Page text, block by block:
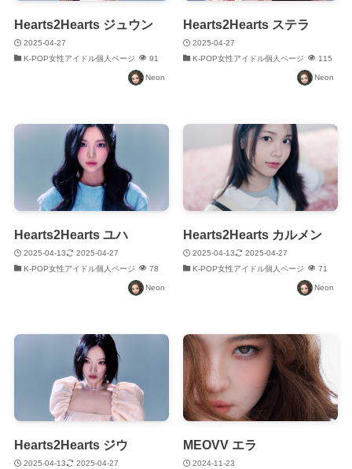
Hearts2Hearts ジュウン
2025-04-27
K-POP女性アイドル個人ページ
91
Neon
Hearts2Hearts ステラ
2025-04-27
K-POP女性アイドル個人ページ
115
Neon
Hearts2Hearts ユハ
2025-04-13
2025-04-27
K-POP女性アイドル個人ページ
78
Neon
Hearts2Hearts カルメン
2025-04-13
2025-04-27
K-POP女性アイドル個人ページ
71
Neon
Hearts2Hearts ジウ
2025-04-13
2025-04-27
MEOVV エラ
2024-11-23